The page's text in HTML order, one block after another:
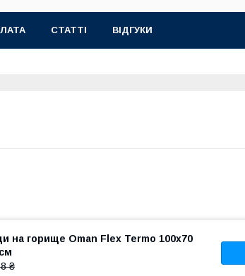
СТАТТІ ВІДГУКИ
на горище Oman Flex Termo 100x70
₴